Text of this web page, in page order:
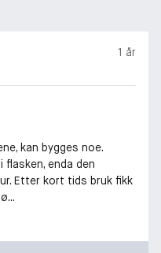
1 år
kan bygges noe.
enda den
Etter kort tids bruk fikk